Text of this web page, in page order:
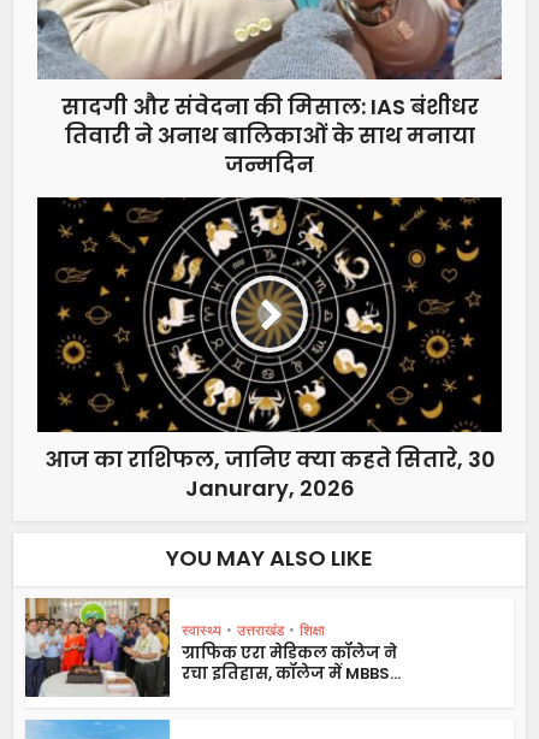
सादगी और संवेदना की मिसाल: IAS बंशीधर
तिवारी ने अनाथ बालिकाओं के साथ मनाया
जन्मदिन
आज का राशिफल, जानिए क्या कहते सितारे, 30
Janurary, 2026
YOU MAY ALSO LIKE
स्वास्थ्य • उत्तराखंड • शिक्षा
ग्राफिक एरा मेडिकल कॉलेज ने
रचा इतिहास, कॉलेज में MBBS...